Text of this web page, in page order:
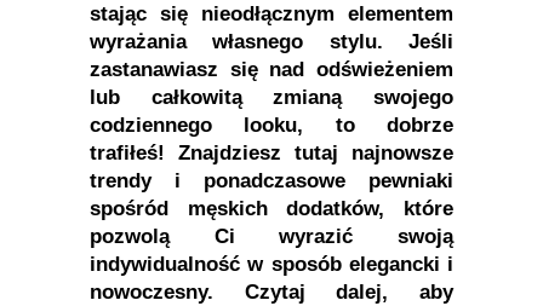
stając się nieodłącznym elementem
wyrażania własnego stylu. Jeśli
zastanawiasz się nad odświeżeniem
lub całkowitą zmianą swojego
codziennego looku, to dobrze
trafiłeś! Znajdziesz tutaj najnowsze
trendy i ponadczasowe pewniaki
spośród męskich dodatków, które
pozwolą Ci wyrazić swoją
indywidualność w sposób elegancki i
nowoczesny. Czytaj dalej, aby